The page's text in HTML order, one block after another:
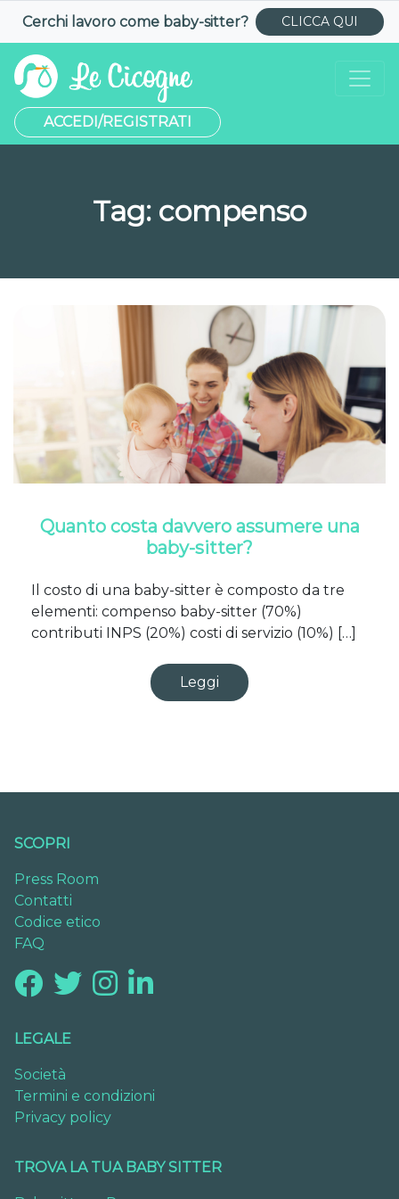
Cerchi lavoro come baby-sitter? CLICCA QUI
ACCEDI/REGISTRATI
Tag: compenso
Quanto costa davvero assumere una
baby-sitter?
Il costo di una baby-sitter è composto da tre
elementi: compenso baby-sitter (70%)
contributi INPS (20%) costi di servizio (10%) […]
Leggi
SCOPRI
Press Room
Contatti
Codice etico
FAQ
LEGALE
Società
Termini e condizioni
Privacy policy
TROVA LA TUA BABY SITTER